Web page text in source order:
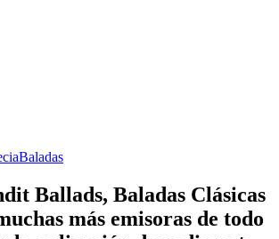
Baladas
Ballads, Baladas Clásicas
más emisoras de todo